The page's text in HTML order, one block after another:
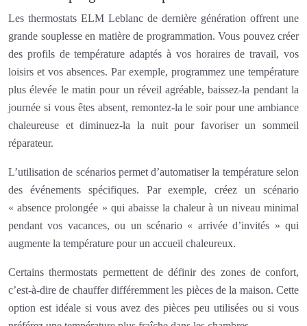
Les thermostats ELM Leblanc de dernière génération offrent une
grande souplesse en matière de programmation. Vous pouvez créer
des profils de température adaptés à vos horaires de travail, vos
loisirs et vos absences. Par exemple, programmez une température
plus élevée le matin pour un réveil agréable, baissez-la pendant la
journée si vous êtes absent, remontez-la le soir pour une ambiance
chaleureuse et diminuez-la la nuit pour favoriser un sommeil
réparateur.
L’utilisation de scénarios permet d’automatiser la température selon
des événements spécifiques. Par exemple, créez un scénario
« absence prolongée » qui abaisse la chaleur à un niveau minimal
pendant vos vacances, ou un scénario « arrivée d’invités » qui
augmente la température pour un accueil chaleureux.
Certains thermostats permettent de définir des zones de confort,
c’est-à-dire de chauffer différemment les pièces de la maison. Cette
option est idéale si vous avez des pièces peu utilisées ou si vous